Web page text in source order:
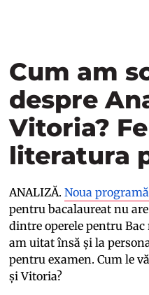
Cum am
despre
Vitoria?
literatura
ANALIZĂ.Noua
pentru bacalaureat nu
dintre operele pentru Bac
am uitat însă și la
pentru examen. Cum le
și Vitoria?